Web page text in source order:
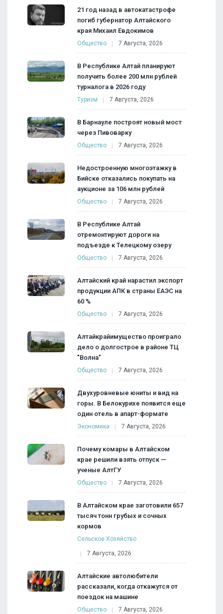
21 год назад в автокатастрофе
погиб губернатор Алтайского
края Михаил Евдокимов
Общество 7 Августа, 2026
В Республике Алтай планируют
получить более 200 млн рублей
турналога в 2026 году
Туризм 7 Августа, 2026
В Барнауле построят новый мост
через Пивоварку
Общество 7 Августа, 2026
Недостроенную многоэтажку в
Бийске отказались покупать на
аукционе за 106 млн рублей
Общество 7 Августа, 2026
В Республике Алтай
отремонтируют дороги на
подъезде к Телецкому озеру
Общество 7 Августа, 2026
Алтайский край нарастил экспорт
продукции АПК в страны ЕАЭС на
60 %
Общество 7 Августа, 2026
Алтайкрайимущество проиграло
дело о долгострое в районе ТЦ
"Волна"
Общество 7 Августа, 2026
Двухуровневые юниты и вид на
горы. В Белокурихе появится еще
один отель в апарт-формате
Экономика 7 Августа, 2026
Почему комары в Алтайском
крае решили взять отпуск —
ученые АлтГУ
Общество 7 Августа, 2026
В Алтайском крае заготовили 657
тысяч тонн грубых и сочных
кормов
Сельское Хозяйство
7 Августа, 2026
Алтайские автолюбители
рассказали, когда откажутся от
поездок на машине
Общество 7 Августа, 2026